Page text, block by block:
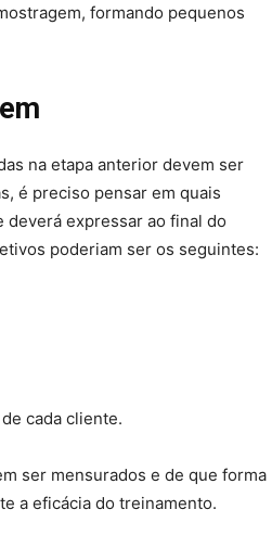
formando pequenos
na etapa anterior devem ser
é preciso pensar em quais
expressar ao final do
poderiam ser os seguintes:
cada cliente.
ser mensurados e de que forma
a eficácia do treinamento.